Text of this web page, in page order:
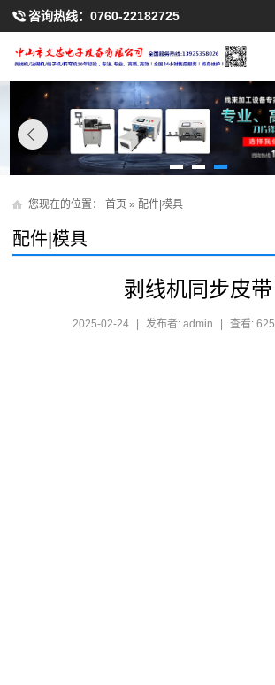
咨询热线： 0760-22182725
您现在的位置： 首页 » 配件|模具
配件|模具
剥线机同步皮带
2025-02-24 | 发布者: admin | 查看: 625